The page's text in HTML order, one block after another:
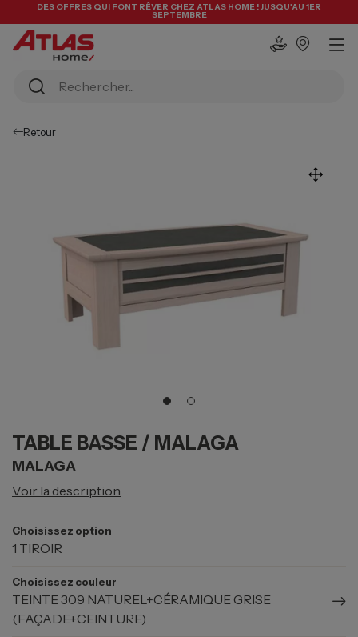
DES OFFRES QUI FONT RÊVER CHEZ ATLAS HOME ! JUSQU'AU 1ER
SEPTEMBRE
Retour
TABLE BASSE / MALAGA
MALAGA
Voir la description
Choisissez option
1 TIROIR
Choisissez couleur
TEINTE 309 NATUREL+CÉRAMIQUE GRISE
(FAÇADE+CEINTURE)